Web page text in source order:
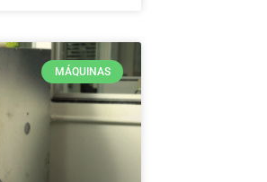
MÁQUINAS